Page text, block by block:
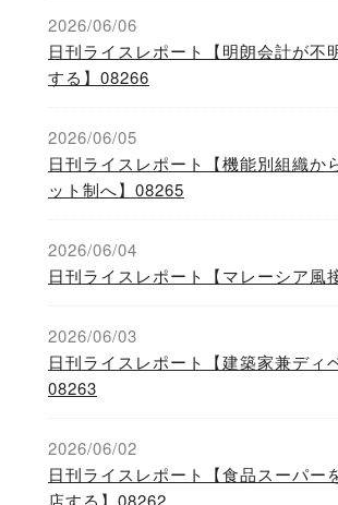
2026/06/06
日刊ライスレポート【明朗会計が不
する】08266
2026/06/05
日刊ライスレポート【機能別組織か
ット制へ】08265
2026/06/04
日刊ライスレポート【マレーシア風
2026/06/03
日刊ライスレポート【建築家兼ディ
08263
2026/06/02
日刊ライスレポート【食品スーパー
店する】08262